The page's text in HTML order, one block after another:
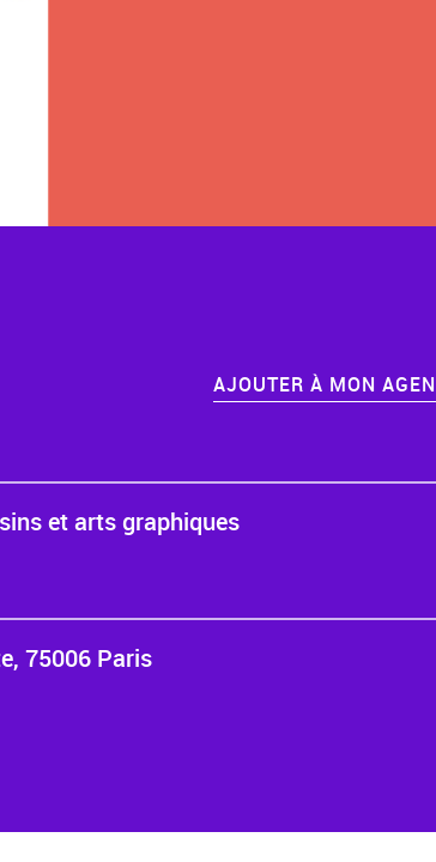
AJOUTER À MON
et arts graphiques
75006 Paris